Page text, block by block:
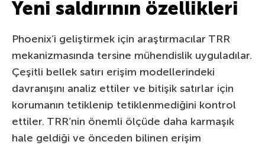
Yeni saldırının özellikleri
Phoenix’i geliştirmek için araştırmacılar TRR
mekanizmasında tersine mühendislik uyguladılar.
Çeşitli bellek satırı erişim modellerindeki
davranışını analiz ettiler ve bitişik satırlar için
korumanın tetiklenip tetiklenmediğini kontrol
ettiler. TRR’nin önemli ölçüde daha karmaşık
hale geldiği ve önceden bilinen erişim